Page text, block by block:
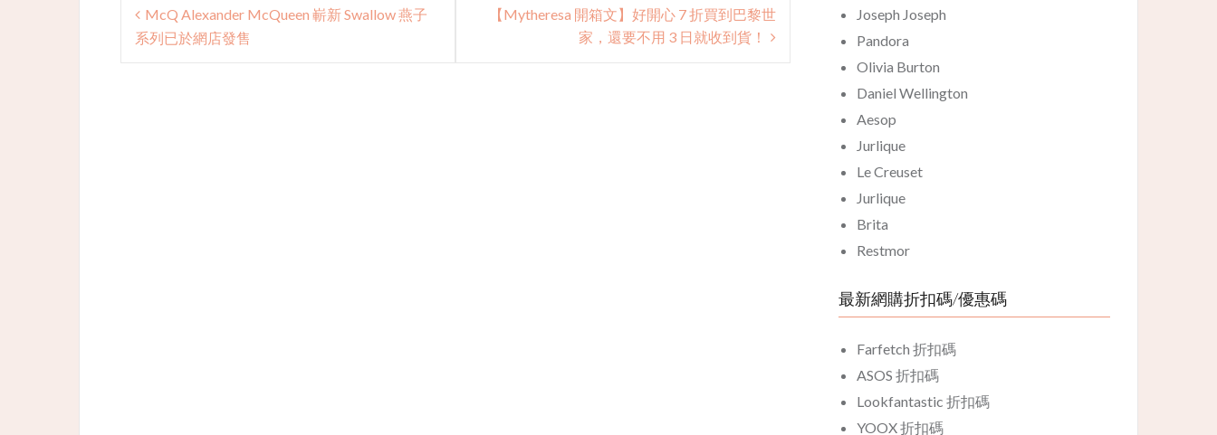
navigation
McQ Alexander McQueen 嶄新 Swallow 燕子
系列已於網店發售
【Mytheresa 開箱文】好開心 7 折買到巴黎世
家，還要不用 3 日就收到貨！
Joseph Joseph
Pandora
Olivia Burton
Daniel Wellington
Aesop
Jurlique
Le Creuset
Jurlique
Brita
Restmor
最新網購折扣碼/優惠碼
Farfetch 折扣碼
ASOS 折扣碼
Lookfantastic 折扣碼
YOOX 折扣碼